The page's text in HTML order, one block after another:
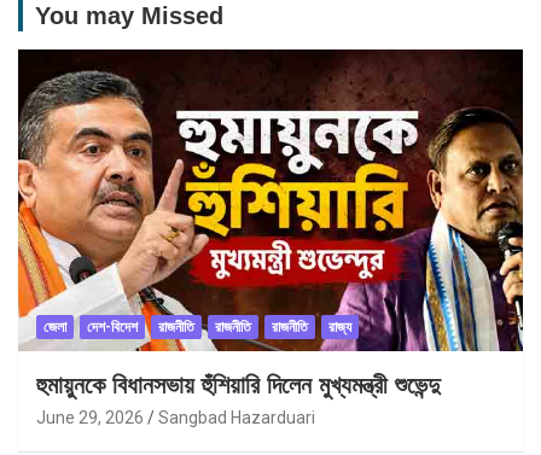
You may Missed
জেলা দেশ-বিদেশ রাজনীতি রাজনীতি রাজনীতি রাজ্য
হুমায়ুনকে বিধানসভায় হুঁশিয়ারি দিলেন মুখ্যমন্ত্রী শুভেন্দু
June 29, 2026 Sangbad Hazarduari